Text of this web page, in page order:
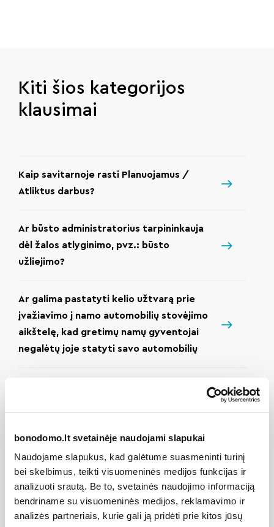
bonodomo.lt svetainėje naudojami slapukai
Naudojame slapukus, kad galėtume suasmeninti turinį
bei skelbimus, teikti visuomeninės medijos funkcijas ir
analizuoti srautą. Be to, svetainės naudojimo informaciją
bendriname su visuomeninės medijos, reklamavimo ir
analizės partneriais, kurie gali ją pridėti prie kitos jūsų
Kiti šios kategorijos
klausimai
Kaip savitarnoje rasti Planuojamus /
Atliktus darbus?
Ar būsto administratorius tarpininkauja
dėl žalos atlyginimo, pvz.: būsto
užliejimo?
Ar galima pastatyti kelio užtvarą prie
įvažiavimo į namo automobilių stovėjimo
aikštelę, kad gretimų namų gyventojai
negalėtų joje statyti savo automobilių
Ar namo administratorius turi informaciją
Ar reikia suderinimų arba leidimų, jei
gyventojas nori įstiklinti savo buto
balkoną?